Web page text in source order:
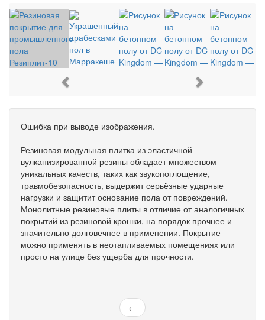
Ошибка при выводе изображения.
Резиновая модульная плитка из эластичной
вулканизированной резины обладает множеством
уникальных качеств, таких как звукопоглощение,
травмобезопасность, выдержит серьёзные ударные
нагрузки и защитит основание пола от повреждений.
Монолитные резиновые плиты в отличие от аналогичных
покрытий из резиновой крошки, на порядок прочнее и
значительно долговечнее в применении. Покрытие
можно применять в неотапливаемых помещениях или
просто на улице без ущерба для прочности.
←